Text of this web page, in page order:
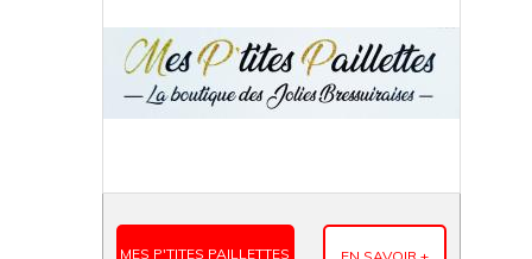
MES P'TITES PAILLETTES